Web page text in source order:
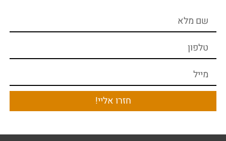
חזרו אליי!